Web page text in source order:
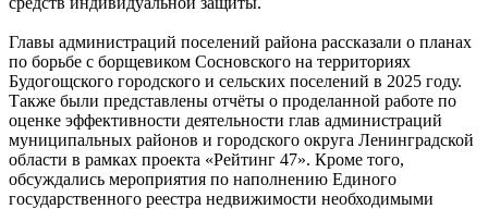
Главы администраций поселений района рассказали о планах
по борьбе с борщевиком Сосновского на территориях
Будогощского городского и сельских поселений в 2025 году.
Также были представлены отчёты о проделанной работе по
оценке эффективности деятельности глав администраций
муниципальных районов и городского округа Ленинградской
области в рамках проекта «Рейтинг 47». Кроме того,
обсуждались мероприятия по наполнению Единого
государственного реестра недвижимости необходимыми